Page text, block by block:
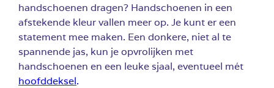
handschoenen dragen? Handschoenen in een
afstekende kleur vallen meer op. Je kunt er een
statement mee maken. Een donkere, niet al te
spannende jas, kun je opvrolijken met
handschoenen en een leuke sjaal, eventueel mét
hoofddeksel.